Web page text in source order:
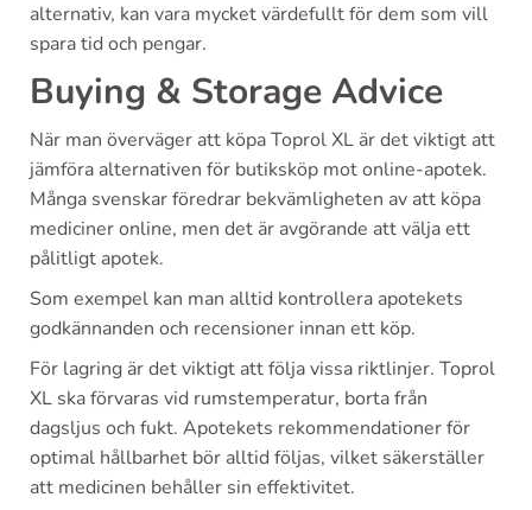
alternativ, kan vara mycket värdefullt för dem som vill
spara tid och pengar.
Buying & Storage Advice
När man överväger att köpa Toprol XL är det viktigt att
jämföra alternativen för butiksköp mot online-apotek.
Många svenskar föredrar bekvämligheten av att köpa
mediciner online, men det är avgörande att välja ett
pålitligt apotek.
Som exempel kan man alltid kontrollera apotekets
godkännanden och recensioner innan ett köp.
För lagring är det viktigt att följa vissa riktlinjer. Toprol
XL ska förvaras vid rumstemperatur, borta från
dagsljus och fukt. Apotekets rekommendationer för
optimal hållbarhet bör alltid följas, vilket säkerställer
att medicinen behåller sin effektivitet.